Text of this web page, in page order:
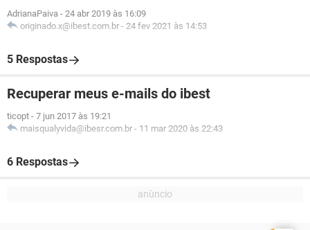
AdrianaPaiva - 24 abr 2019 às 16:09
originado.x@ibest.com.br - 24 fev 2021 às 14:53
5 Respostas
Recuperar meus e-mails do ibest
ticopt - 7 jun 2017 às 19:21
maisqualyvida@ibesr.com.br - 11 mar 2020 às 22:43
6 Respostas